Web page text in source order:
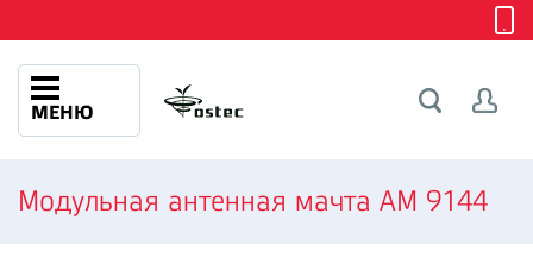
МЕНЮ
Модульная антенная мачта AM 9144